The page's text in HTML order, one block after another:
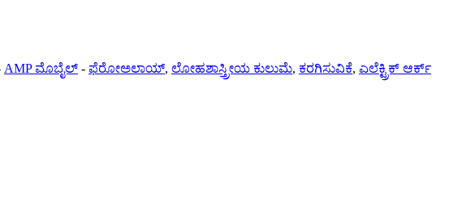
AMP ಮೊಬೈಲ್ - ಫೆರೋಅಲಾಯ್, ಲೋಹಶಾಸ್ತ್ರೀಯ ಕುಲುಮೆ, ಕರಗಿಸುವಿಕೆ, ಎಲೆಕ್ಟ್ರಿಕ್ ಆರ್ಕ್